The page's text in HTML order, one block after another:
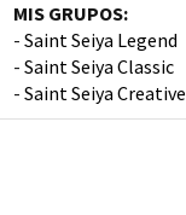
MIS GRUPOS:
- Saint Seiya Legend
- Saint Seiya Classic
- Saint Seiya Creative